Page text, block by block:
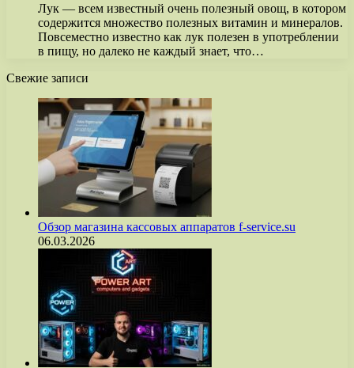
Лук — всем известный очень полезный овощ, в котором
содержится множество полезных витамин и минералов.
Повсеместно известно как лук полезен в употреблении
в пищу, но далеко не каждый знает, что…
Свежие записи
Обзор магазина кассовых аппаратов f-service.su
06.03.2026